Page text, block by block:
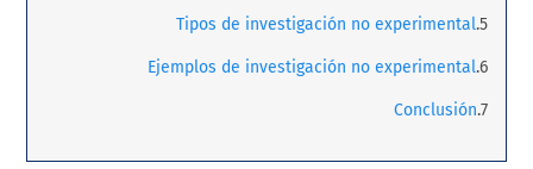
Tipos de investigación no experimental
Ejemplos de investigación no experimental
Conclusión